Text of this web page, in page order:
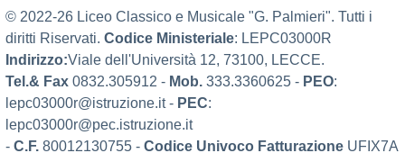
© 2022-26 Liceo Classico e Musicale "G. Palmieri". Tutti i
diritti Riservati. Codice Ministeriale: LEPC03000R
Indirizzo:Viale dell'Università 12, 73100, LECCE.
Tel.& Fax 0832.305912 - Mob. 333.3360625 - PEO:
lepc03000r@istruzione.it - PEC:
lepc03000r@pec.istruzione.it
- C.F. 80012130755 - Codice Univoco Fatturazione UFIX7A